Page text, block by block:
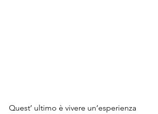
Quest’ ultimo è vivere un’esperienza